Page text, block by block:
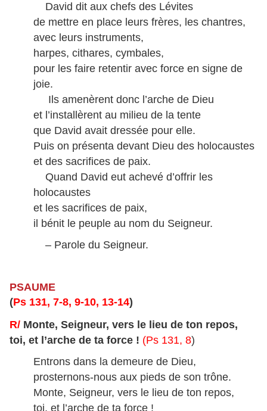
David dit aux chefs des Lévites
de mettre en place leurs frères, les chantres,
avec leurs instruments,
harpes, cithares, cymbales,
pour les faire retentir avec force en signe de
joie.
Ils amenèrent donc l’arche de Dieu
et l’installèrent au milieu de la tente
que David avait dressée pour elle.
Puis on présenta devant Dieu des holocaustes
et des sacrifices de paix.
Quand David eut achevé d’offrir les
holocaustes
et les sacrifices de paix,
il bénit le peuple au nom du Seigneur.
– Parole du Seigneur.
PSAUME
(Ps 131, 7-8, 9-10, 13-14)
R/ Monte, Seigneur, vers le lieu de ton repos,
toi, et l’arche de ta force ! (Ps 131, 8)
Entrons dans la demeure de Dieu,
prosternons-nous aux pieds de son trône.
Monte, Seigneur, vers le lieu de ton repos,
toi, et l’arche de ta force !